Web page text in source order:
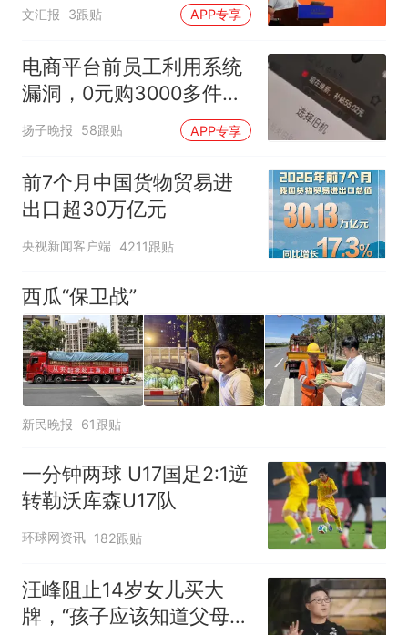
文汇报 3跟贴 APP专享
电商平台前员工利用系统
漏洞，0元购3000多件家
电！
扬子晚报 58跟贴 APP专享
前7个月中国货物贸易进
出口超30万亿元
央视新闻客户端 4211跟贴
西瓜“保卫战”
新民晚报 61跟贴
一分钟两球 U17国足2:1逆
转勒沃库森U17队
环球网资讯 182跟贴
汪峰阻止14岁女儿买大
牌，“孩子应该知道父母的